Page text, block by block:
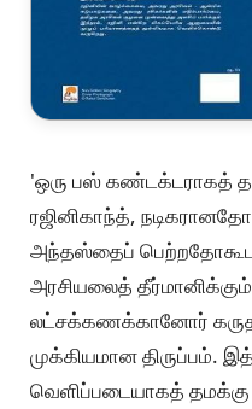
'ஒரு பஸ் கண்டக்டராகத்
ரஜினிகாந்த்,
அந்தஸ்தைப் பெற்றதோகூட
அரசியலைத்
லட்சக்கணக்கானோர்
முக்கியமான திருப்பம்.
வெளிப்படையாகத்